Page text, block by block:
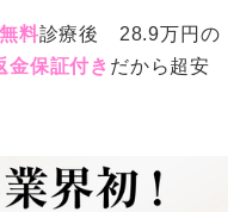
料診療後 28.9万円の
金保証付き だから超安